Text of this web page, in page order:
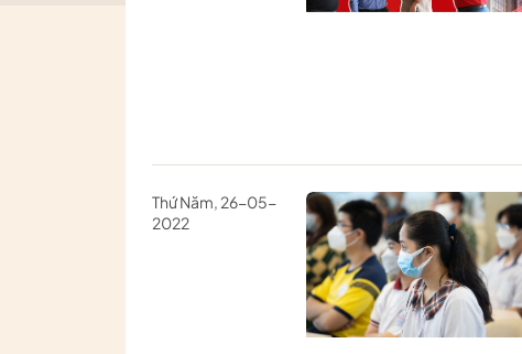
Thứ Năm, 26-05-
2022